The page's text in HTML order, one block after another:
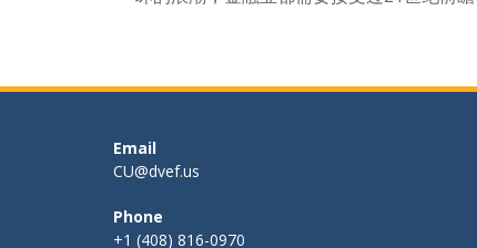
Email
CU@dvef.us
Phone
+1 (408) 816-0970